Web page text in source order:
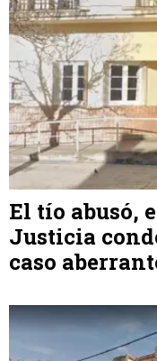
El tío abusó,
Justicia
caso